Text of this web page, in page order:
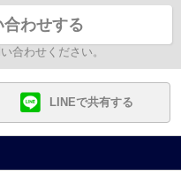
合わせする
合わせください。
LINEで共有する